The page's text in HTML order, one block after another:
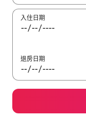
入住日期
退房日期